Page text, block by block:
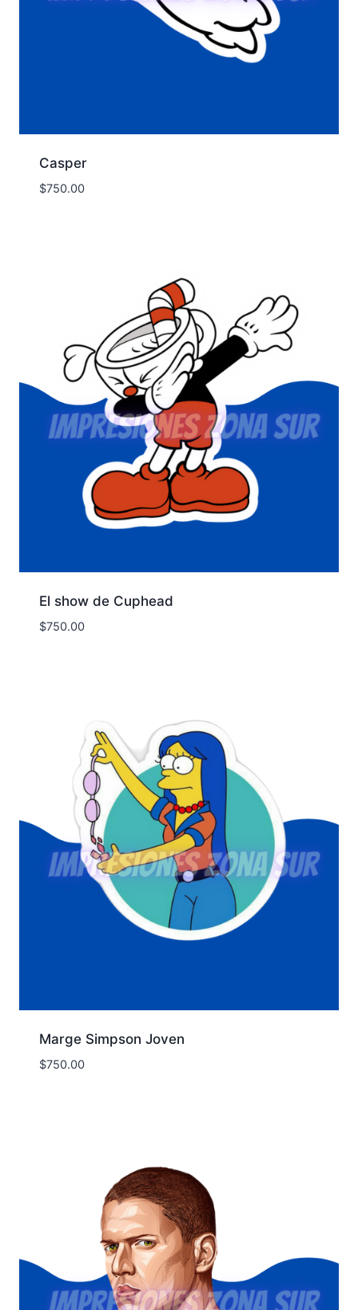
Casper
$750.00
El show de Cuphead
$750.00
Marge Simpson Joven
$750.00